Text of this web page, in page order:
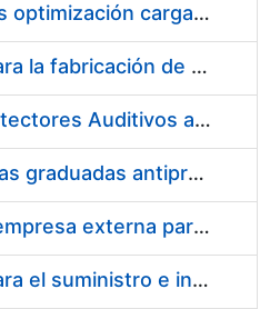
Pliego condiciones optimización cargas compras firmado
Acuerdo marco para la fabricación de piezas
Suministro de Protectores Auditivos a medida para las personas trabajadoras de los Centros de Trabajo de Madrid y Burgos
Suministro de gafas graduadas antiproyecciones para los trabajadores de la FNMT-RCM en los centros de trabajo de Madrid y Burgos
Servicios de una empresa externa para el asesoramiento y resolución de los recursos de alzada que se presentan relacionados con procesos de selección para la FNMT-RCM
Acuerdo marco para el suministro e instalación de persianas, estores y otros complementos